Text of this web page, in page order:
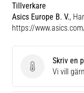
Tillverkare
Asics Europe B. V.,
https://
Skriv en
Skriv en
Vi vill